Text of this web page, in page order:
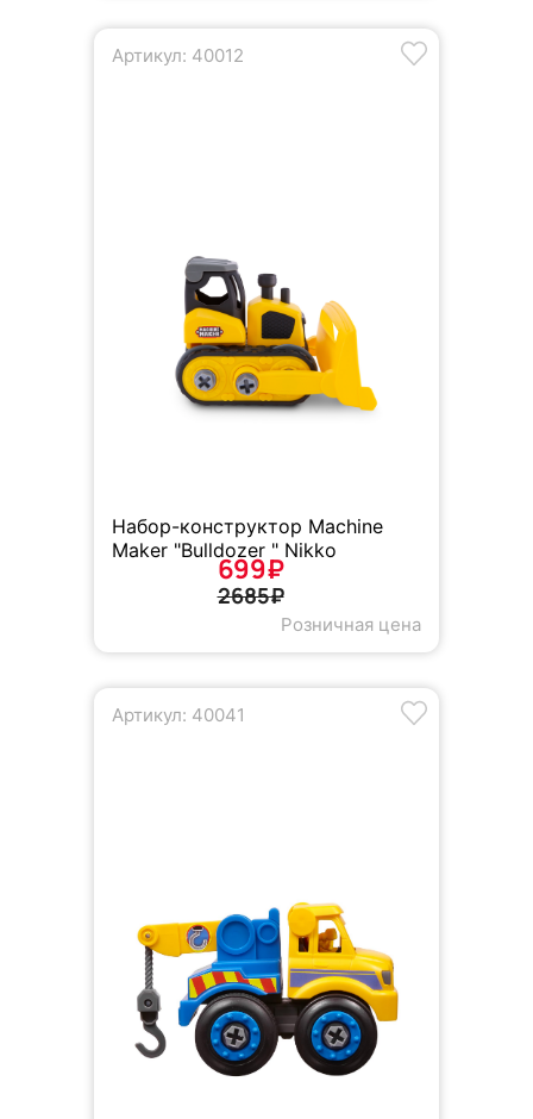
Артикул: 40012
Набор-конструктор Machine
Maker "Bulldozer " Nikko
699₽
2685₽
Розничная цена
Артикул: 40041